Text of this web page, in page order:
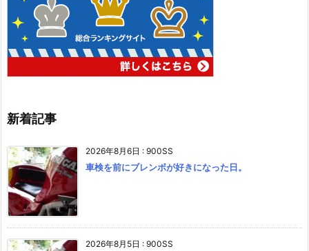
新着記事
2026年8月6日 : 900SS
車検を前にブレンボが好きになった日。
2026年8月5日 : 900SS